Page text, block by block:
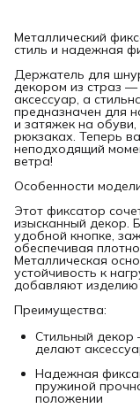
Металлический
стиль и надежная
Держатель для
декором из страз
аксессуар, а
предназначен для
и затяжек на
рюкзаках. Теперь
неподходящий
ветра!
Особенности
Этот фиксатор
изысканный декор.
удобной кнопке,
обеспечивая
Металлическая
устойчивость к
добавляют изделию
Преимущества:
Стильный декор
делают
Надежная
пружиной
положении